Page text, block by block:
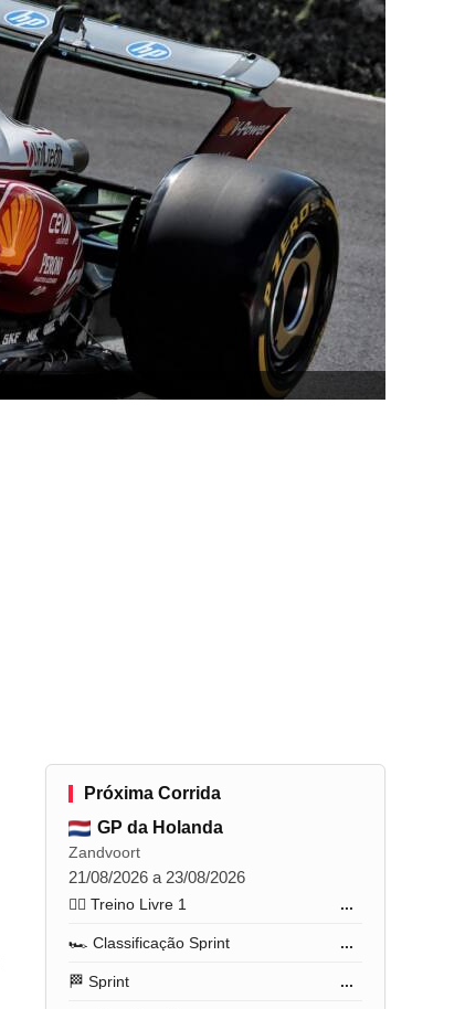
Próxima Corrida
GP da Holanda
Zandvoort
21/08/2026 a 23/08/2026
🏋️‍♂️ Treino Livre 1 ...
🏎️ Classificação Sprint ...
🏁 Sprint ...